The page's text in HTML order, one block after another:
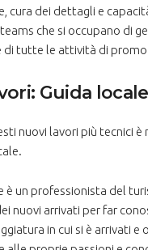
cura dei dettagli e
che si occupano di
di tutte le attività di
Guida locale
nuovi lavori più tecnici è
è un professionista del
nuovi arrivati per far
in cui si è arrivati e